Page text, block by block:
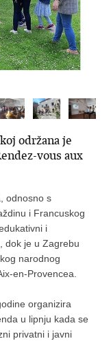
održana je
vous aux
odnosno s
i Francuskog
i
dok je u Zagrebu
narodnog
en-Provencea.
organizira
u lipnju kada se
privatni i javni